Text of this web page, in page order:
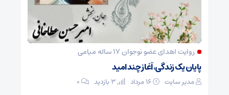
روایت اهدای عضو نوجوان ۱۷ ساله میامی
پایان یک زندگی، آغاز چند امید
مدیر سایت ۰